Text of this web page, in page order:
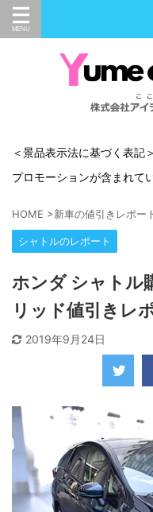
＜景品表示法に基づく表
プロモーションが含まれて
HOME >新車の値引きレポー
シャトルのレポート
ホンダ シャトル
リッド値引きレ
2019年9月24日